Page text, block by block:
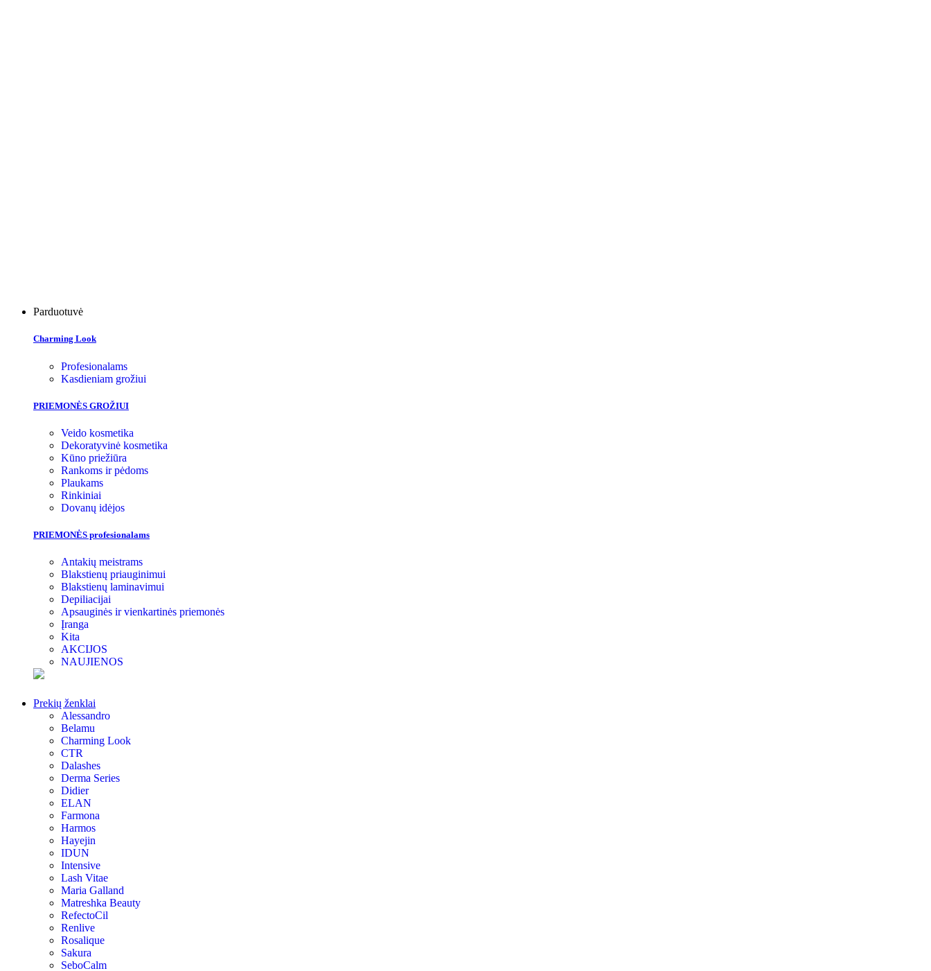
Parduotuvė
Charming Look
Profesionalams
Kasdieniam grožiui
PRIEMONĖS GROŽIUI
Veido kosmetika
Dekoratyvinė kosmetika
Kūno priežiūra
Rankoms ir pėdoms
Plaukams
Rinkiniai
Dovanų idėjos
PRIEMONĖS profesionalams
Antakių meistrams
Blakstienų priauginimui
Blakstienų laminavimui
Depiliacijai
Apsauginės ir vienkartinės priemonės
Įranga
Kita
AKCIJOS
NAUJIENOS
Prekių ženklai
Alessandro
Belamu
Charming Look
CTR
Dalashes
Derma Series
Didier
ELAN
Farmona
Harmos
Hayejin
IDUN
Intensive
Lash Vitae
Maria Galland
Matreshka Beauty
RefectoCil
Renlive
Rosalique
Sakura
SeboCalm